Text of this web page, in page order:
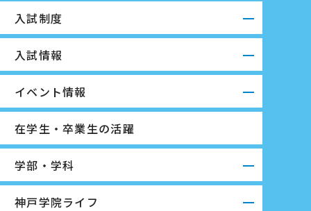
入試制度
入試情報
イベント情報
在学生・卒業生の活躍
学部・学科
神戸学院ライフ